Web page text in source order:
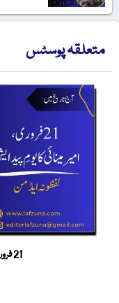
متعلقہ پوسٹس
21 فروری، امیر مینائی کا یومِ پیدایش